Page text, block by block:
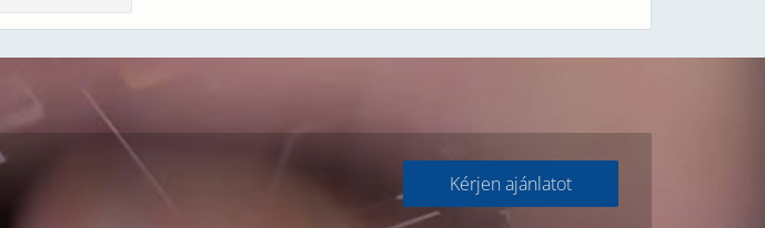
Kérjen ajánlatot